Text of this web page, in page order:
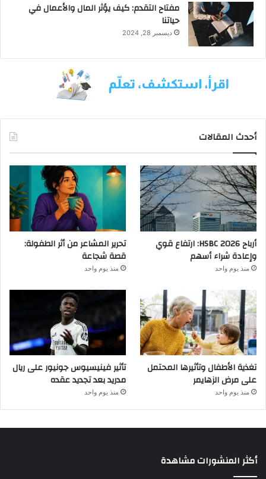
مفتاح التقدم: كيف يؤثر المال والأعمال في
حياتنا
ديسمبر 28, 2024
أحدث المقالات
أرباح HSBC 2026: ارتفاع قوي
وإعادة شراء أسهم
منذ يوم واحد
تحرير المشاعر من أثر الطفولة:
قصة شجاعة
منذ يوم واحد
تغذية الأطفال وتأثيرها المحتمل
على مرض الزهايمر
منذ يوم واحد
تأثير فينيسيوس جونيور على ريال
مدريد بعد تجديد عقده
منذ يوم واحد
أكثر المنشورات مشاهدة